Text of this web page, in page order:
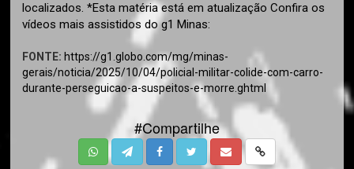
localizados. *Esta matéria está em atualização Confira os
vídeos mais assistidos do g1 Minas:
FONTE: https://g1.globo.com/mg/minas-
gerais/noticia/2025/10/04/policial-militar-colide-com-carro-
durante-perseguicao-a-suspeitos-e-morre.ghtml
#Compartilhe